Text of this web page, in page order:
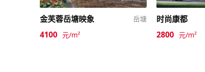
金芙蓉岳塘映象 岳塘
4100 元/m²
时尚康都
2800 元/m²